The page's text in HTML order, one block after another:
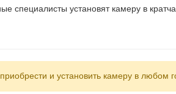
специалисты установят камеру в
и установить камеру в любом